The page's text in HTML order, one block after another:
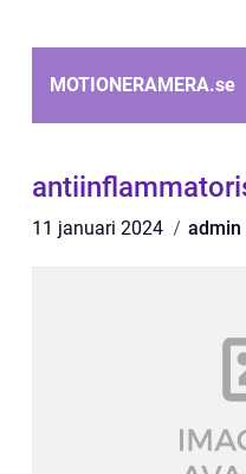
MOTIONERAMERA.se
11 januari 2024 admin